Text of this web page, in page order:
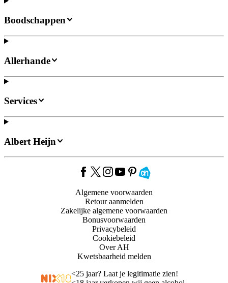
Boodschappen
Allerhande
Services
Albert Heijn
Algemene voorwaarden
Retour aanmelden
Zakelijke algemene voorwaarden
Bonusvoorwaarden
Privacybeleid
Cookiebeleid
Over AH
Kwetsbaarheid melden
<25 jaar? Laat je legitimatie zien!